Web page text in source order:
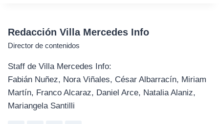
Redacción Villa Mercedes Info
Director de contenidos
Staff de Villa Mercedes Info:
Fabián Nuñez, Nora Viñales, César Albarracín, Miriam
Martín, Franco Alcaraz, Daniel Arce, Natalia Alaniz,
Mariangela Santilli